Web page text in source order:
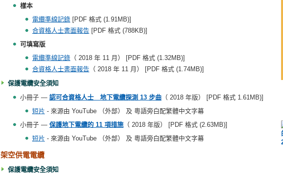
樣本
電纜準線記錄 [PDF 格式 (1.91MB)]
合資格人士書面報告 [PDF 格式 (788KB)]
可填寫版
電纜準線記錄 （ 2018 年 11 月） [PDF 格式 (1.32MB)]
合資格人士書面報告 （ 2018 年 11 月） [PDF 格式 (1.74MB)]
保護電纜安全須知
小冊子 — 認可合資格人士 地下電纜探測 13 步曲 （ 2018 年版） [PDF 格式 1.61MB)]
短片 - 來源由 YouTube （外部） 及 粵語旁白配繁體中文字幕
小冊子 — 保護地下電纜的 11 項措施 （ 2018 年版） [PDF 格式 (2.63MB)]
短片 - 來源由 YouTube （外部） 及 粵語旁白配繁體中文字幕
架空供電電纜
保護電纜安全須知